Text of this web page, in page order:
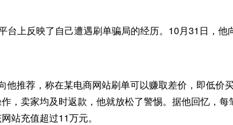
台上反映了自己遭遇刷单骗局的经历。10月31日，他
他推荐，称在某电商网站刷单可以赚取差价，即低价
，卖家均及时返款，他就放松了警惕。据他回忆，每
站充值超过11万元。